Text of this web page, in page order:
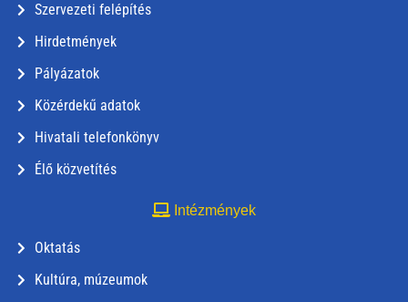
Szervezeti felépítés
Hirdetmények
Pályázatok
Közérdekű adatok
Hivatali telefonkönyv
Élő közvetítés
Intézmények
Oktatás
Kultúra, múzeumok